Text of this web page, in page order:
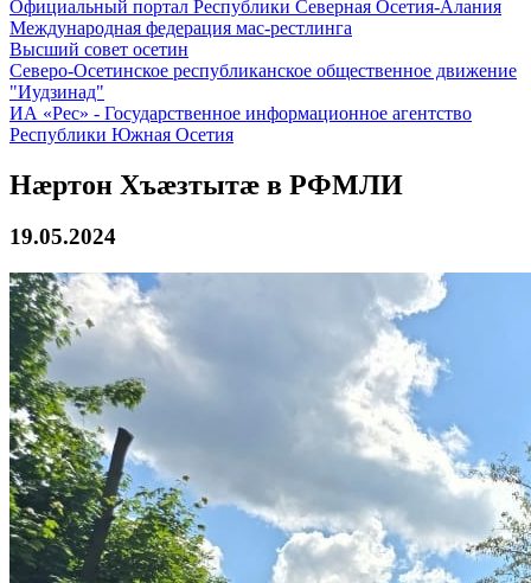
Официальный портал Республики Северная Осетия-Алания
Международная федерация мас-рестлинга
Высший совет осетин
Северо-Осетинское республиканское общественное движение
"Иудзинад"
ИА «Рес» - Государственное информационное агентство
Республики Южная Осетия
Нæртон Хъæзтытæ в РФМЛИ
19.05.2024